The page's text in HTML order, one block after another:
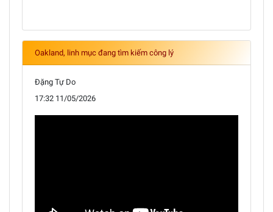
Oakland, linh mục đang tìm kiếm công lý
Đặng Tự Do
17:32 11/05/2026